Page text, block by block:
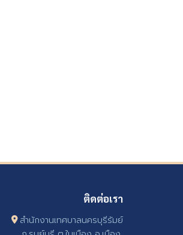
ติดต่อเรา
สำนักงานเทศบาลนครบุรีรัมย์